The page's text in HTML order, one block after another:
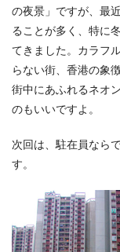
の夜景」ですが、最
ることが多く、特に
てきました。カラフ
らない街、香港の象
街中にあふれるネオ
のもいいですよ。
次回は、駐在員なら
す。